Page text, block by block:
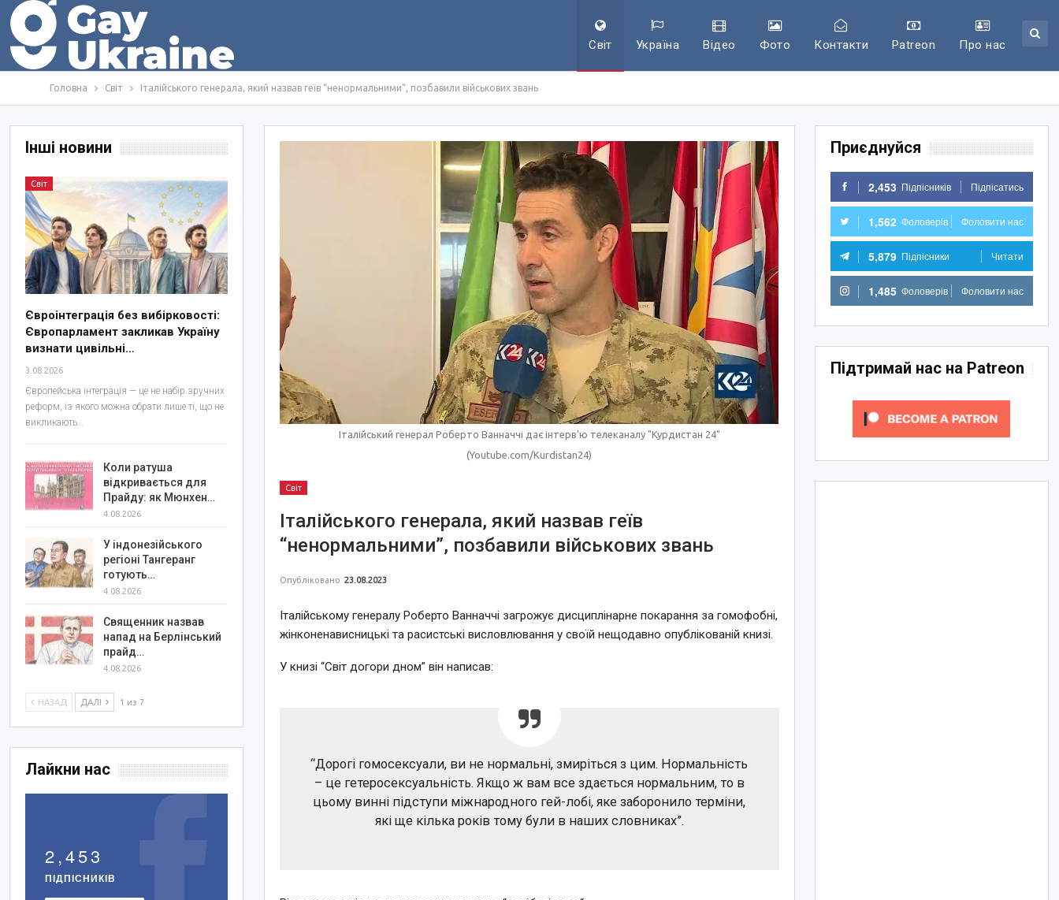
Світ Україна Відео Фото Контакти Patreon Про нас
Головна Світ Італійського генерала, який назвав геїв “ненормальними”, позбавили військових звань
Італійський генерал Роберто Ванначчі дає інтерв'ю телеканалу "Курдистан 24"
(Youtube.com/Kurdistan24)
Світ
Італійського генерала, який назвав геїв
“ненормальними”, позбавили військових звань
Опубліковано 23.08.2023
Італійському генералу Роберто Ванначчі загрожує дисциплінарне покарання за гомофобні,
жінконенависницькі та расистські висловлювання у своїй нещодавно опублікованій книзі.
У книзі “Світ догори дном” він написав:
“Дорогі гомосексуали, ви не нормальні, змиріться з цим. Нормальність
– це гетеросексуальність. Якщо ж вам все здається нормальним, то в
цьому винні підступи міжнародного гей-лобі, яке заборонило терміни,
які ще кілька років тому були в наших словниках”.
Приєднуйся
2,453 Підпісників Підпісатись
1,562 Фоловерів Фоловити нас
5,879 Підпісники Читати
1,485 Фоловерів Фоловити нас
Підтримай нас на Patreon
Інші новини
Світ
Євроінтеграція без вибірковості:
Європарламент закликав Україну
визнати цивільні…
3.08.2026
Європейська інтеграція — це не набір зручних
реформ, із якого можна обрати лише ті, що не
викликають…
Коли ратуша
відкривається для
Прайду: як Мюнхен…
4.08.2026
У індонезійського
регіоні Тангеранг
готують…
4.08.2026
Священник назвав
напад на Берлінський
прайд…
4.08.2026
НАЗАД ДАЛІ 1 из 7
Лайкни нас
2,453
ПІДПІСНИКІВ